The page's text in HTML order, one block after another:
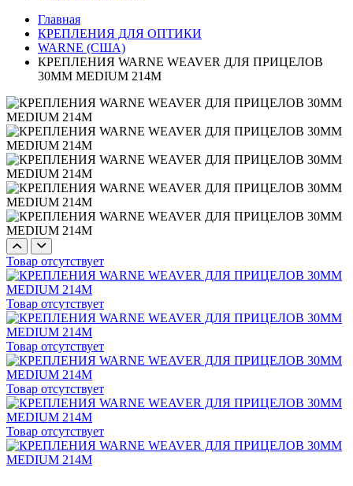
Главная
КРЕПЛЕНИЯ ДЛЯ ОПТИКИ
WARNE (США)
КРЕПЛЕНИЯ WARNE WEAVER ДЛЯ ПРИЦЕЛОВ
30ММ MEDIUM 214M
Товар отсутствует
Товар отсутствует
Товар отсутствует
Товар отсутствует
Товар отсутствует